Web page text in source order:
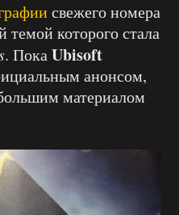
свежего номера
темой которого стала
. ПокаUbisoft
анонсом,
материалом